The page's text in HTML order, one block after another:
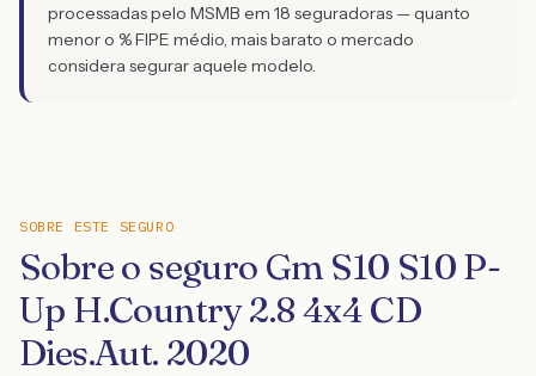
processadas pelo MSMB em 18 seguradoras — quanto
menor o % FIPE médio, mais barato o mercado
considera segurar aquele modelo.
SOBRE ESTE SEGURO
Sobre o seguro Gm S10 S10 P-
Up H.Country 2.8 4x4 CD
Dies.Aut. 2020